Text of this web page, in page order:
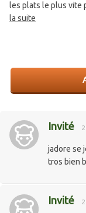
les plats le plus vite
la suite
Invité
jadore se
tros bien
Invité